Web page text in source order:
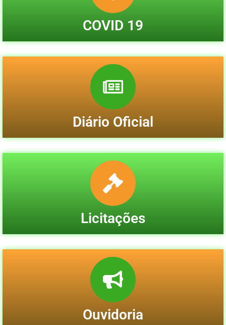
COVID 19
Diário Oficial
Licitações
Ouvidoria